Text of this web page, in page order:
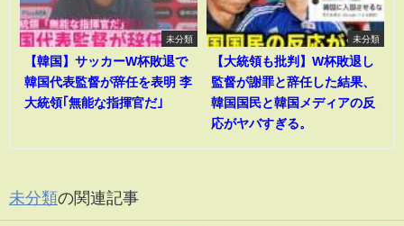
未分類
【韓国】サッカーW杯敗退で
韓国代表監督が辞任を表明 李
大統領｢無能な指揮官だ｣
未分類
【大統領も批判】W杯敗退し
監督が謝罪と辞任した結果、
韓国国民と韓国メディアの反
応がヤバすぎる。
未分類の関連記事